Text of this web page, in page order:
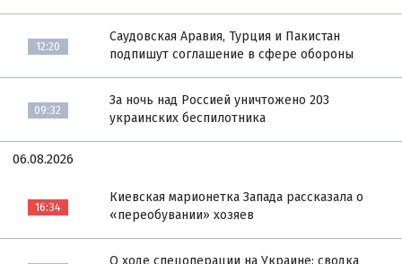
12:20
Саудовская Аравия, Турция и Пакистан
подпишут соглашение в сфере обороны
09:32
За ночь над Россией уничтожено 203
украинских беспилотника
06.08.2026
16:34
Киевская марионетка Запада рассказала о
«переобувании» хозяев